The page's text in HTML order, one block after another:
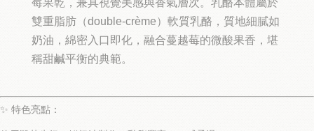
莓果乾 ，兼具視覺美感與香氣層次。乳酪本體屬於
雙重脂肪（double-crème）軟質乳酪 ，質地細膩如
奶油，綿密入口即化，融合蔓越莓的微酸果香，堪
稱甜鹹平衡的典範。
✨ 特色亮點：